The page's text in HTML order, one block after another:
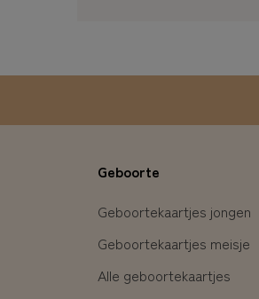
Geboorte
Geboortekaartjes jongen
Geboortekaartjes meisje
Alle geboortekaartjes